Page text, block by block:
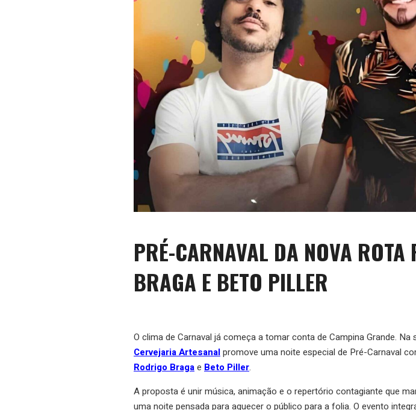
PRÉ-CARNAVAL DA NOVA
BRAGA E BETO PILLER
O clima de Carnaval já começa a tomar conta de Campina Grande. Na
Cervejaria Artesanalpromove uma noite especial de Pré-Carnaval
Rodrigo Bragae Beto Piller.
A proposta é unir música, animação e o repertório contagiante que
uma noite pensada para aquecer o público para a folia. O evento